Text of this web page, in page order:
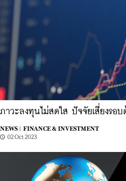
ภาวะลงทุนไม่สดใส ปัจจัยเสี่ยงรอบ
NEWS |
FINANCE & INVESTMENT
02 Oct 2023